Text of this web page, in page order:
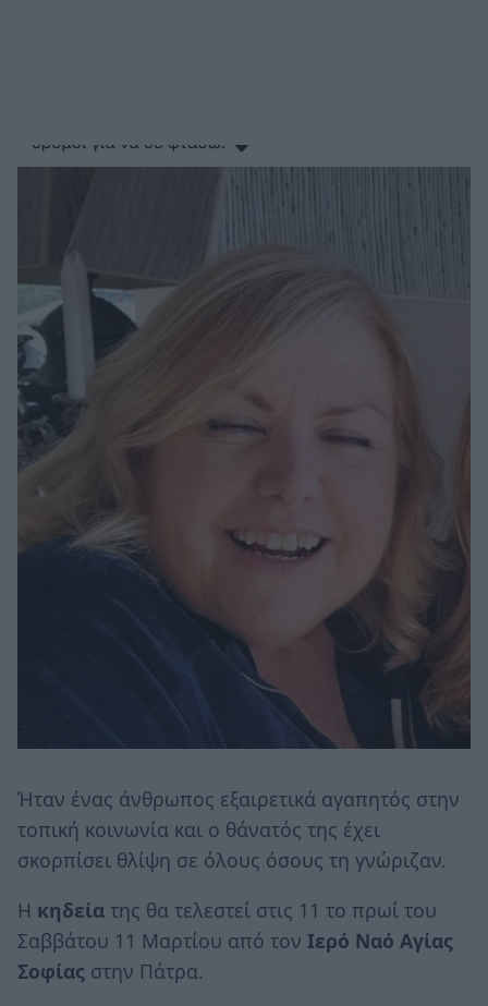
Ήταν ένας άνθρωπος εξαιρετικά αγαπητός στην
τοπική κοινωνία και ο θάνατός της έχει
σκορπίσει θλίψη σε όλους όσους τη γνώριζαν.
Η κηδεία της θα τελεστεί στις 11 το πρωί του
Σαββάτου 11 Μαρτίου από τον Ιερό Ναό Αγίας
Σοφίας στην Πάτρα.